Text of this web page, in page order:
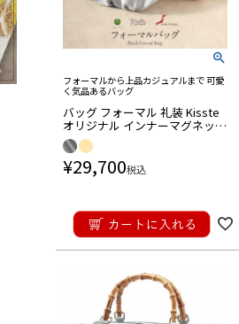
フォーマルから上品カジュアルまで 可愛
く気品あるバッグ
バッグ フォーマル 礼装 Kisste
オリジナル インナーマグネット
シルバーグレー シャンパンベー
ジュ 日本製
¥29,700税込